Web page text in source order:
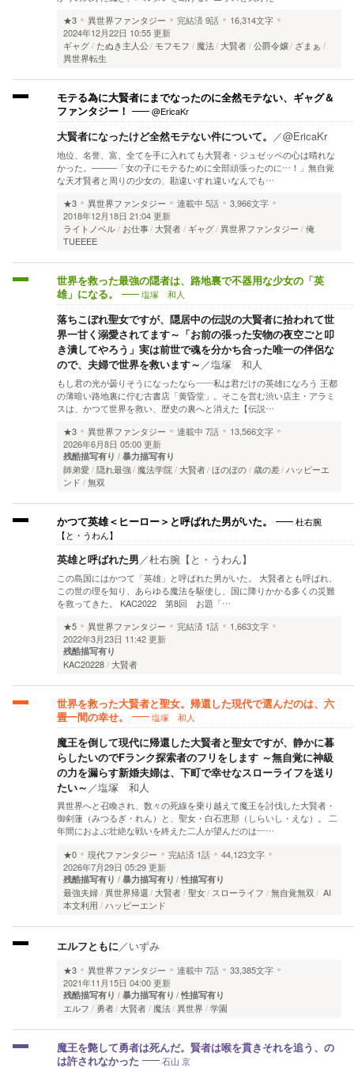
★3
異世界ファンタジー 完結済9話
16,314文字
2024年12月22日 10:55 更新
ギャグ
たぬき主人公 モフモフ 魔法 大賢者 公爵令嬢 ざまぁ
異世界転生
モテる為に大賢者にまでなったのに全然モテない、ギャグ＆
ファンタジー！
@EricaKr
大賢者になったけど全然モテない件について。 ／@EricaKr
地位、名誉、富、全てを手に入れても大賢者・ジュゼッペの心は晴れな
かった。────「女の子にモテるために全部頑張ったのに…！」無自覚
な天才賢者と周りの少女の、勘違いすれ違いなんでも…
★3
異世界ファンタジー 連載中 5話
3,966文字
2018年12月18日 21:04 更新
ライトノベル
お仕事 大賢者 ギャグ 異世界ファンタジー
俺
TUEEEE
世界を救った最強の隠者は、路地裏で不器用な少女の「英
雄」になる。
塩塚 和人
落ちこぼれ聖女ですが、隠居中の伝説の大賢者に拾われて世
界一甘く溺愛されてます～「お前の張った安物の夜空ごと叩
き潰してやろう」実は前世で魂を分かち合った唯一の伴侶な
ので、夫婦で世界を救います～ ／塩塚 和人
もし君の光が曇りそうになったなら――私は君だけの英雄になろう 王都
の薄暗い路地裏に佇む古書店「黄昏堂」。そこを営む渋い店主・アラミ
スは、かつて世界を救い、歴史の裏へと消えた【伝説…
★3
異世界ファンタジー 連載中 7話
13,566文字
2026年6月8日 05:00 更新
残酷描写有り 暴力描写有り
師弟愛 隠れ最強 魔法学院 大賢者 ほのぼの 歳の差 ハッピーエ
ンド
無双
かつて英雄＜ヒーロー＞と呼ばれた男がいた。
杜右腕
【と・うわん】
英雄と呼ばれた男／杜右腕【と・うわん】
この島国にはかつて「英雄」と呼ばれた男がいた。 大賢者とも呼ばれ、
この世の理を知り、あらゆる魔法を駆使し、国に降りかかる多くの災難
を救ってきた。 KAC2022 第8回 お題「…
★5
異世界ファンタジー 完結済 1話
1,663文字
2022年3月23日 11:42 更新
残酷描写有り
KAC20228 大賢者
世界を救った大賢者と聖女。帰還した現代で選んだのは、六
畳一間の幸せ。
塩塚 和人
魔王を倒して現代に帰還した大賢者と聖女ですが、静かに暮
らしたいのでFランク探索者のフリをします ～無自覚に神級
の力を漏らす新婚夫婦は、下町で幸せなスローライフを送り
たい～ ／塩塚 和人
異世界へと召喚され、数々の死線を乗り越えて魔王を討伐した大賢者・
御剣蓮（みつるぎ・れん）と、聖女・白石恵那（しらいし・えな）。 二
年間におよぶ壮絶な戦いを終えた二人が望んだのは―…
★0
現代ファンタジー 完結済 1話
44,123文字
2026年7月29日 05:29 更新
残酷描写有り 暴力描写有り 性描写有り
最強夫婦 異世界帰還 大賢者 聖女 スローライフ 無自覚無双
AI
本文利用
ハッピーエンド
エルフともに ／いずみ
★3 異世界ファンタジー 連載中 7話
33,385文字
2021年11月15日 04:00 更新
残酷描写有り 暴力描写有り 性描写有り
エルフ 勇者 大賢者 魔法 異世界 学園
魔王を斃して勇者は死んだ。賢者は喉を貫きそれを追う、の
は許されなかった
石山 京